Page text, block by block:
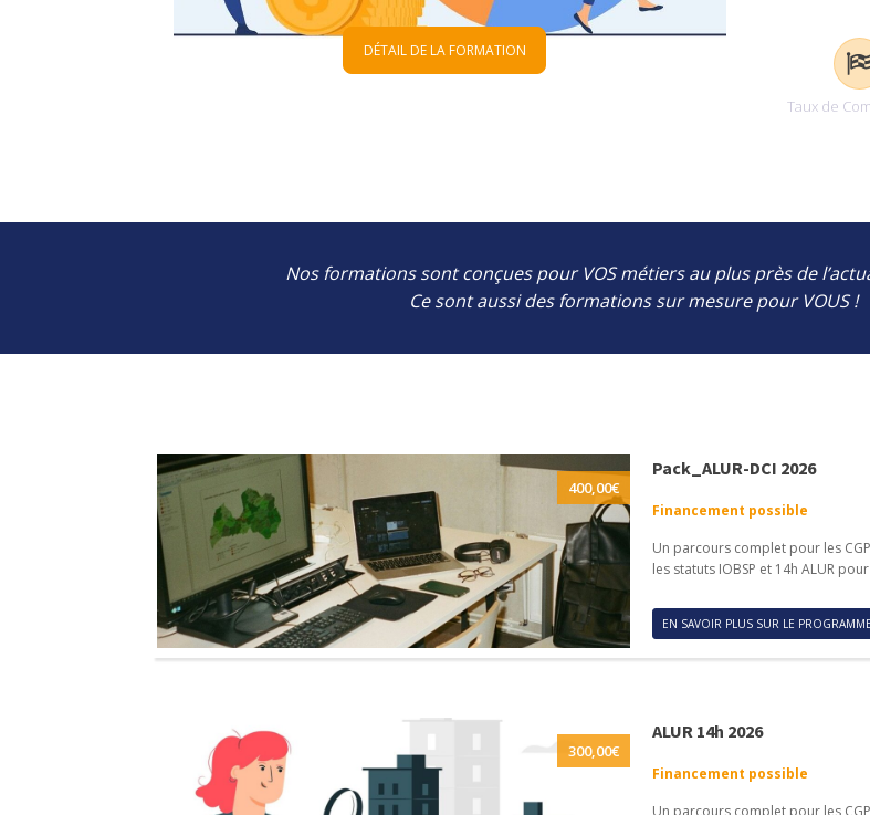
DÉTAIL DE LA FORMATION
complément
professionnelle
Taux de
Nos formations sont conçues pour VOS métiers au plus près de
Ce sont aussi des formations sur mesure pour
400,00€
Pack_ALUR-DCI 2026
Financement possible
Un parcours complet pour les
les statuts IOBSP et 14h ALUR
EN SAVOIR PLUS SUR LE PROGRAMME
300,00€
ALUR 14h 2026
Financement possible
Un parcours complet pour les